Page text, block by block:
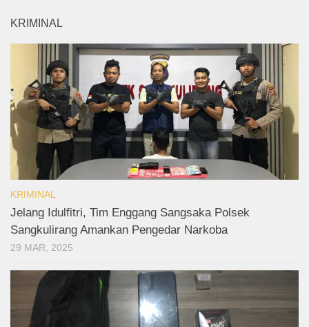
KRIMINAL
KRIMINAL
Jelang Idulfitri, Tim Enggang Sangsaka Polsek
Sangkulirang Amankan Pengedar Narkoba
29 MAR, 2025